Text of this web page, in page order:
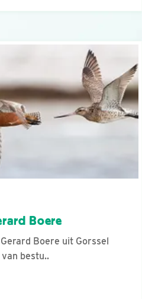
Boere
Boere uit Gorssel
bestu..